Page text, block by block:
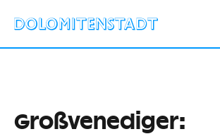
Großvenediger: